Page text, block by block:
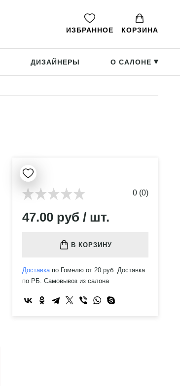
ИЗБРАННОЕ КОРЗИНА
ДИЗАЙНЕРЫ О САЛОНЕ ▸
0 (0)
47.00 руб / шт.
В КОРЗИНУ
Доставкапо Гомелю от 20 руб. Доставка
по РБ. Самовывоз из салона